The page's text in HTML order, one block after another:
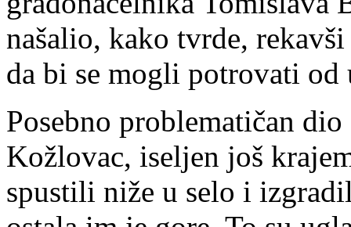
našalio, kako tvrde,
da bi se mogli potrovati od
Posebno problematičan
Kožlovac, iseljen još
spustili niže u selo i